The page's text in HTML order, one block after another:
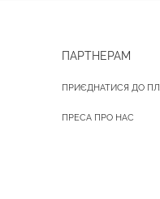
ПАРТНЕРАМ
ПРИЄДНАТИСЯ ДО
ПРЕСА ПРО НАС